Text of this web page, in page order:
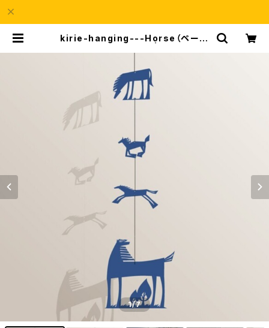
kirie-hanging---Horse（ペーパ
1/7